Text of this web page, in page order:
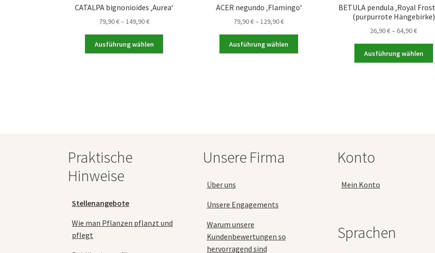
CATALPA bignonioides ‚Aurea‘
79,90€– 149,90€Preisspanne:
bis
149,90 €
Ausführung wählen
ACER negundo ‚Flamingo‘
79,90€–129,90€Preisspanne:
bis
129,90 €
Ausführung wählen
BETULA pendula ‚Royal
(purpurrote Hängebirke)
26,90€– 64,90€
bis
64,90 €
Ausführung wählen
Praktische
Hinweise
Stellenangebote
Wie man Pflanzen pflanzt und
pflegt
Unsere Firma
Über uns
Unsere Engagements
Warum unsere
Kundenbewertungen so
hervorragend sind
Konto
Mein Konto
Sprachen